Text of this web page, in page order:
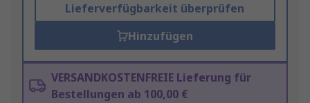
Lieferverfügbarkeit überprüfen
Hinzufügen
VERSANDKOSTENFREIE Lieferung für
Bestellungen ab 100,00 €